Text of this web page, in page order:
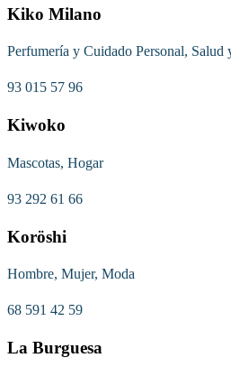
Kiko Milano
Perfumería y Cuidado Personal, Salud
93 015 57 96
Kiwoko
Mascotas, Hogar
93 292 61 66
Koröshi
Hombre, Mujer, Moda
68 591 42 59
La Burguesa